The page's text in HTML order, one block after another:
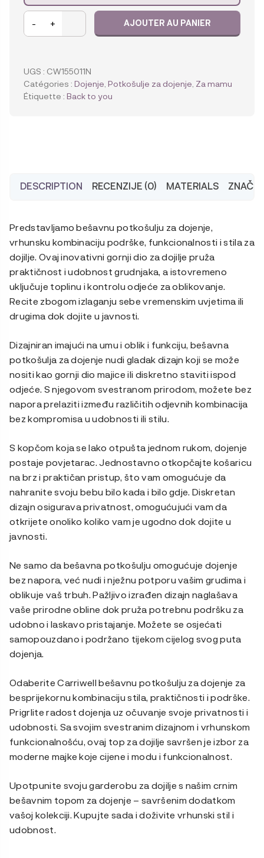
quantité
de
za
dojenje,
bez
šavova,
- + AJOUTER AU PANIER
UGS : CW155011N
Catégories : Dojenje Potkošulje za dojenje Za mamu
Étiquette : Back to you
DESCRIPTION RECENZIJE (0) MATERIALS
Predstavljamo bešavnu potkošulju za dojenje,
vrhunsku kombinaciju podrške, funkcionalnosti i stila za
dojilje. Ovaj inovativni gornji dio za dojilje pruža
praktičnost i udobnost grudnjaka, a istovremeno
uključuje toplinu i kontrolu odjeće za oblikovanje.
Recite zbogom izlaganju sebe vremenskim uvjetima ili
drugima dok dojite u javnosti.
Dizajniran imajući na umu i oblik i funkciju, bešavna
potkošulja za dojenje nudi gladak dizajn koji se može
nositi kao gornji dio majice ili diskretno staviti ispod
odjeće. S njegovom svestranom prirodom, možete bez
napora prelaziti između različitih odjevnih kombinacija
bez kompromisa u udobnosti ili stilu.
S kopčom koja se lako otpušta jednom rukom, dojenje
postaje povjetarac. Jednostavno otkopčajte košaricu
na brz i praktičan pristup, što vam omogućuje da
nahranite svoju bebu bilo kada i bilo gdje. Diskretan
dizajn osigurava privatnost, omogućujući vam da
otkrijete onoliko koliko vam je ugodno dok dojite u
javnosti.
Ne samo da bešavna potkošulju omogućuje dojenje
bez napora, već nudi i nježnu potporu vašim grudima i
oblikuje vaš trbuh. Pažljivo izrađen dizajn naglašava
vaše prirodne obline dok pruža potrebnu podršku za
udobno i laskavo pristajanje. Možete se osjećati
samopouzdano i podržano tijekom cijelog svog puta
dojenja.
Odaberite Carriwell bešavnu potkošulju za dojenje za
besprijekornu kombinaciju stila, praktičnosti i podrške.
Prigrlite radost dojenja uz očuvanje svoje privatnosti i
udobnosti. Sa svojim svestranim dizajnom i vrhunskom
funkcionalnošću, ovaj top za dojilje savršen je izbor za
moderne majke koje cijene i modu i funkcionalnost.
Upotpunite svoju garderobu za dojilje s našim crnim
bešavnim topom za dojenje – savršenim dodatkom
vašoj kolekciji. Kupujte sada i doživite vrhunski stil i
udobnost.